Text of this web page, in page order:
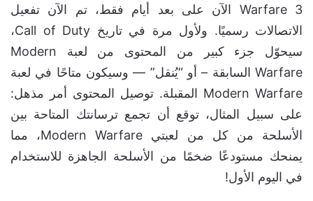
Warfare 3 الآن على بعد أيام فقط، تم الآن تفعيل
الاتصالات رسميًا. ولأول مرة في تاريخ Call of Duty،
سيحوّل جزء كبير من المحتوى من لعبة Modern
Warfare السابقة – أو “يُنقل” — وسيكون متاحًا في لعبة
Modern Warfare المقبلة. توصيل المحتوى أمر مذهل:
على سبيل المثال، توقع أن تجمع ترسانتك المتاحة بين
الأسلحة من كل من لعبتي Modern Warfare، مما
يمنحك مستودعًا ضخمًا من الأسلحة الجاهزة للاستخدام
في اليوم الأول!